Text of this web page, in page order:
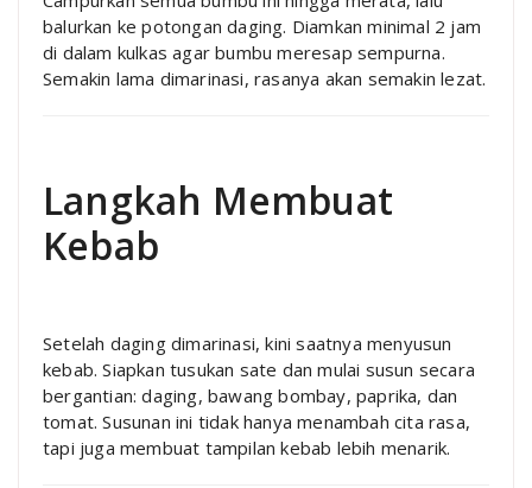
balurkan ke potongan daging. Diamkan minimal 2 jam
di dalam kulkas agar bumbu meresap sempurna.
Semakin lama dimarinasi, rasanya akan semakin lezat.
Langkah Membuat
Kebab
Setelah daging dimarinasi, kini saatnya menyusun
kebab. Siapkan tusukan sate dan mulai susun secara
bergantian: daging, bawang bombay, paprika, dan
tomat. Susunan ini tidak hanya menambah cita rasa,
tapi juga membuat tampilan kebab lebih menarik.